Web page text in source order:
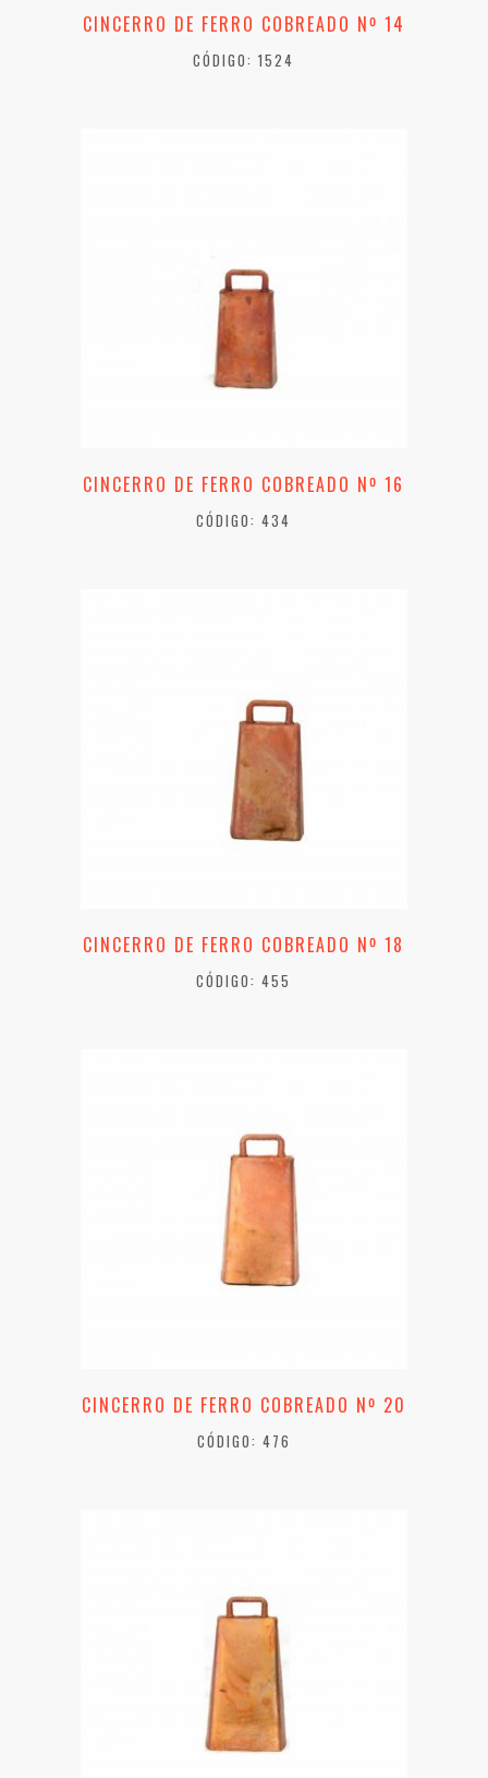
CINCERRO DE FERRO COBREADO Nº 14
CÓDIGO: 1524
CINCERRO DE FERRO COBREADO Nº 16
CÓDIGO: 434
CINCERRO DE FERRO COBREADO Nº 18
CÓDIGO: 455
CINCERRO DE FERRO COBREADO Nº 20
CÓDIGO: 476